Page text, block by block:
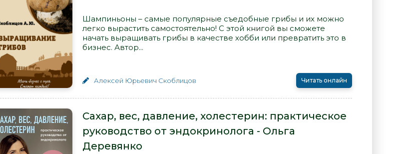
Шампиньоны – самые популярные съедобные грибы и их можно
легко вырастить самостоятельно! С этой книгой вы сможете
начать выращивать грибы в качестве хобби или превратить это в
бизнес. Автор...
Алексей Юрьевич Скоблицов Читать онлайн
Сахар, вес, давление, холестерин: практическое
руководство от эндокринолога - Ольга
Деревянко